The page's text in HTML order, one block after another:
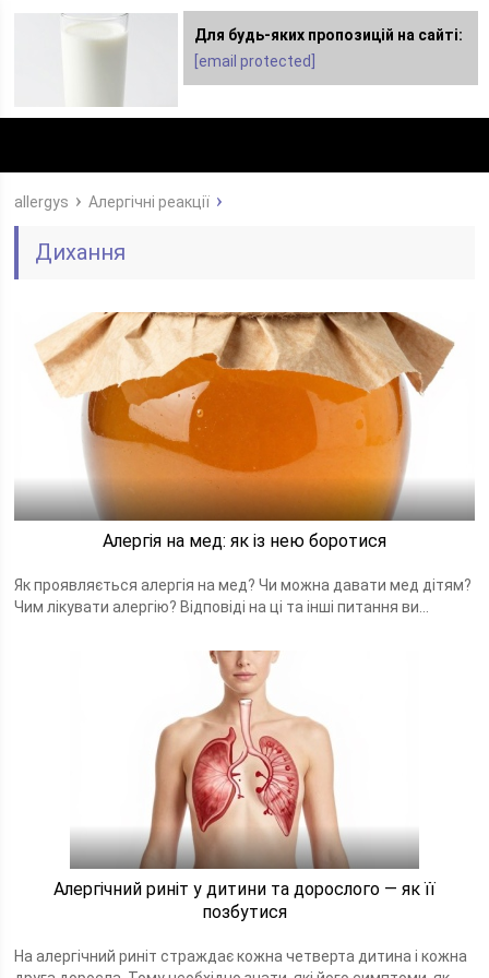
allergys Алергічні реакції
Дихання
Алергія на мед: як із нею боротися
Як проявляється алергія на мед? Чи можна давати мед дітям?
Чим лікувати алергію? Відповіді на ці та інші питання ви...
Алергічний риніт у дитини та дорослого — як її
позбутися
На алергічний риніт страждає кожна четверта дитина і кожна
Для будь-яких пропозицій на сайті:
[email protected]
Для любых предложений по сайту:
dimashclub@cp9.ru